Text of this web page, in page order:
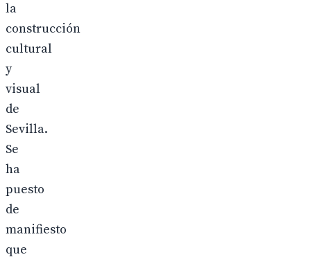
la
construcción
cultural
y
visual
de
Sevilla.
Se
ha
puesto
de
manifiesto
que